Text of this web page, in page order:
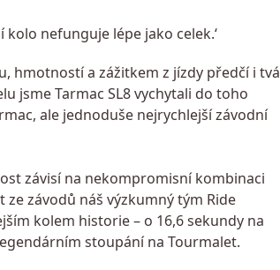
nefunguje lépe jako celek.‘
hmotností a zážitkem z jízdy předčí i tvá
jsme Tarmac SL8 vychytali do toho
ale jednoduše nejrychlejší závodní
závisí na nekompromisní kombinaci
závodů náš výzkumný tým Ride
kolem historie – o 16,6 sekundy na
stoupání na Tourmalet.